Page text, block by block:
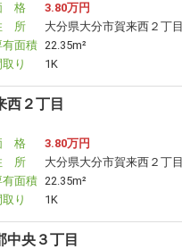
格
3.80万円
所
大分県大分市賀来西２丁目
有面積 22.35m²
取り
1K
西２丁目
格
3.80万円
所
大分県大分市賀来西２丁目
有面積 22.35m²
取り
1K
中央３丁目